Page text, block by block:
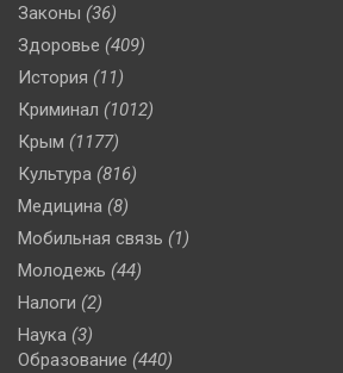
Законы (36)
Здоровье (409)
История (11)
Криминал (1012)
Крым (1177)
Культура (816)
Медицина (8)
Мобильная связь (1)
Молодежь (44)
Налоги (2)
Наука (3)
Образование (440)